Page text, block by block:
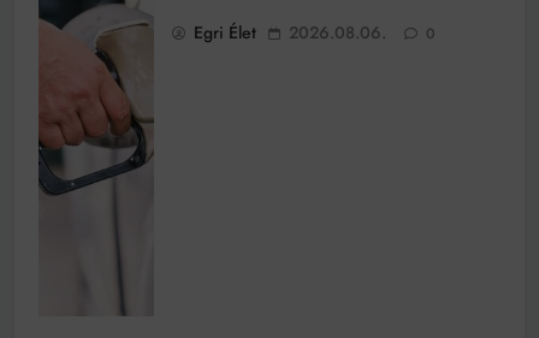
Egri Élet 2026.08.06. 0